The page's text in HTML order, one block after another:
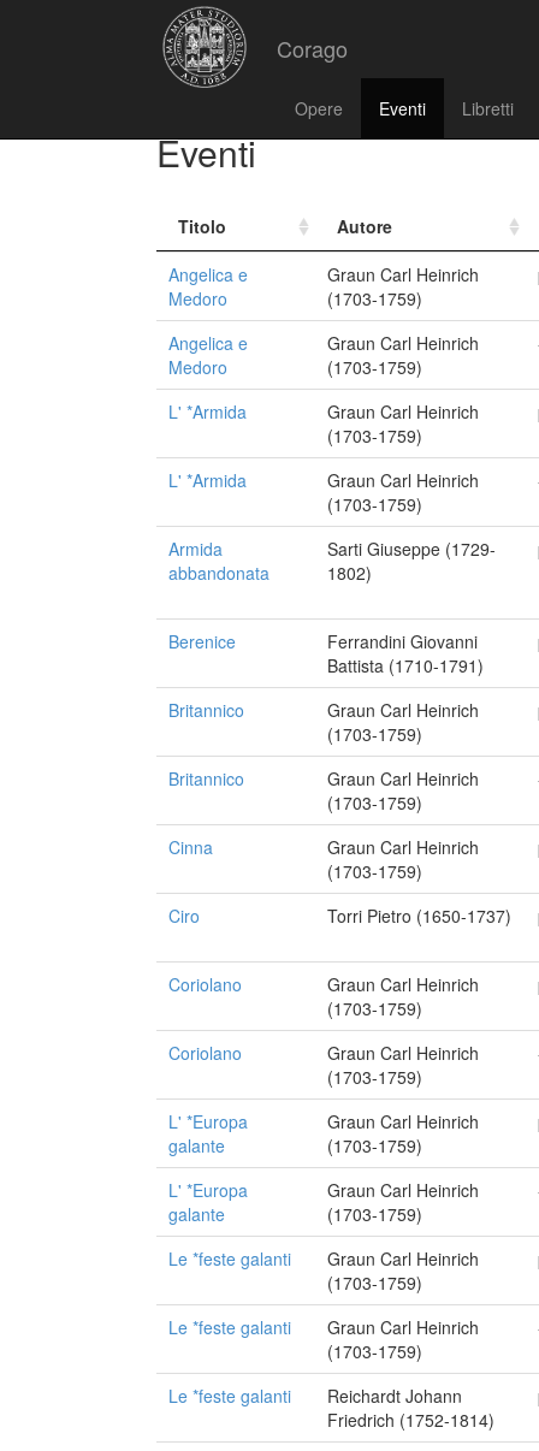
Corago
Opere Eventi Libretti
Eventi
Titolo
Autore
Angelica e
Medoro
Graun Carl Heinrich
(1703-1759)
Angelica e
Medoro
Graun Carl Heinrich
(1703-1759)
L' *Armida
Graun Carl Heinrich
(1703-1759)
L' *Armida
Graun Carl Heinrich
(1703-1759)
Armida
abbandonata
Sarti Giuseppe (1729-
1802)
Berenice
Ferrandini Giovanni
Battista (1710-1791)
Britannico
Graun Carl Heinrich
(1703-1759)
Britannico
Graun Carl Heinrich
(1703-1759)
Cinna
Graun Carl Heinrich
(1703-1759)
Ciro Torri Pietro (1650-1737)
Coriolano
Graun Carl Heinrich
(1703-1759)
Coriolano
Graun Carl Heinrich
(1703-1759)
L' *Europa
galante
Graun Carl Heinrich
(1703-1759)
L' *Europa
galante
Graun Carl Heinrich
(1703-1759)
Le *feste galanti
Graun Carl Heinrich
(1703-1759)
Le *feste galanti
Graun Carl Heinrich
(1703-1759)
Le *feste galanti
Reichardt Johann
Friedrich (1752-1814)